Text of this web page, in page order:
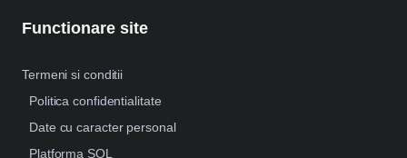
Functionare site
Termeni si conditii
Politica confidentialitate
Date cu caracter personal
Platforma SOL